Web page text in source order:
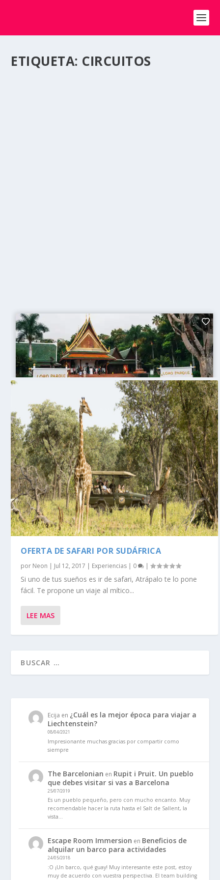
ETIQUETA: CIRCUITOS
OFERTA DE SAFARI POR SUDÁFRICA
por Neon | Jul 12, 2017 | Experiencias | 0 |
Si uno de tus sueños es ir de safari, Atrápalo te lo pone
fácil. Te propone un viaje al mítico...
LEE MAS
Ecija en ¿Cuál es la mejor época para viajar a
Liechtenstein?
08/04/2021
Impresionante muchas gracias por compartir como
siempre
The Barcelonian en Rupit i Pruit. Un pueblo
que debes visitar si vas a Barcelona
25/07/2019
Es un pueblo pequeño, pero con mucho encanto. Muy
recomendable hacer la ruta hasta el Salt de Sallent, la
vista…
Escape Room Immersion en Beneficios de
alquilar un barco para actividades
24/05/2018
:O ¡Un barco, qué guay! Muy interesante este post, estoy
muy de acuerdo con vuestra perspectiva. El team building